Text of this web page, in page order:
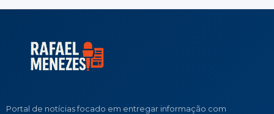
Portal de notícias focado em entregar informação com